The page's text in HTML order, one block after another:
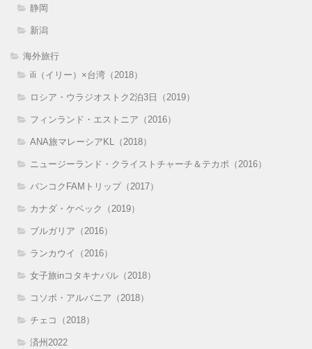
静岡
新潟
海外旅行
ili（イリー）×台湾（2018）
ロシア・ウラジオストク2泊3日（2019）
フィンランド・エストニア（2016）
ANA旅マレーシアKL（2018）
ニュージーランド・クライストチャーチ＆テカポ（2016）
バンコクFAMトリップ（2017）
カナダ・ケベック（2019）
ブルガリア（2016）
ランカウイ（2016）
女子旅inコタキナバル（2018）
コソボ・アルバニア（2018）
チェコ（2018）
済州2022